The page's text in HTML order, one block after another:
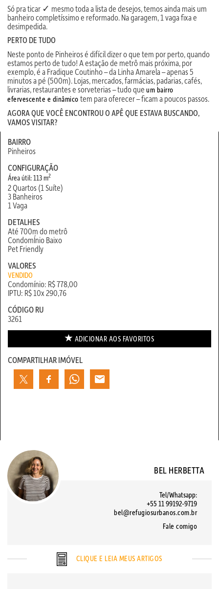
Só pra ticar ✓ mesmo toda a lista de desejos, temos ainda mais um
banheiro completíssimo e reformado. Na garagem, 1 vaga fixa e
desimpedida.
PERTO DE TUDO
Neste ponto de Pinheiros é difícil dizer o que tem por perto, quando
estamos perto de tudo! A estação de metrô mais próxima, por
exemplo, é a Fradique Coutinho – da Linha Amarela – apenas 5
minutos a pé (500m). Lojas, mercados, farmácias, padarias, cafés,
livrarias, restaurantes e sorveterias – tudo que um bairro
efervescente e dinâmico tem para oferecer – ficam a poucos passos.
AGORA QUE VOCÊ ENCONTROU O APÊ QUE ESTAVA BUSCANDO,
VAMOS VISITAR?
BAIRRO
Pinheiros
CONFIGURAÇÃO
Área útil: 113 m2
2 Quartos (1 Suíte)
3 Banheiros
1 Vaga
DETALHES
Até 700m do metrô
CondomÍnio Baixo
Pet Friendly
VALORES
VENDIDO
Condomínio: R$ 778,00
IPTU: R$ 10x 290,76
CÓDIGO RU
3261
ADICIONAR AOS FAVORITOS
COMPARTILHAR IMÓVEL
BEL HERBETTA
Tel/Whatsapp:
+55 11 99192-9719
bel@refugiosurbanos.com.br
Fale comigo
CLIQUE E LEIA MEUS ARTIGOS